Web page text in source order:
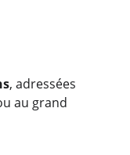
, adressées
au grand